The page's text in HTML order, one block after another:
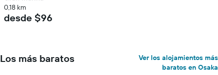
0,18 km
desde $96
Los más baratos
Ver los alojamientos más
baratos en Osaka